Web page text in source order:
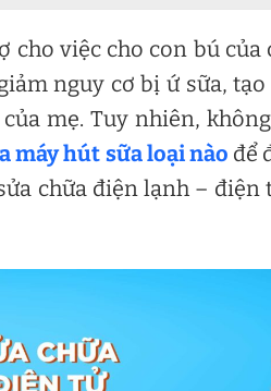
việc cho con bú của
nguy cơ bị ứ sữa,
mẹ. Tuy nhiên,
máy hút sữa loại nào để
chữa điện lạnh –